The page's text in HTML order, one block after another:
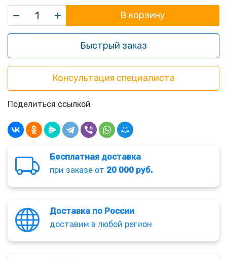
В корзину
Быстрый заказ
Консультация специалиста
Поделиться ссылкой
Бесплатная доставка
при заказе от 20 000 руб.
Доставка по России
доставим в любой регион